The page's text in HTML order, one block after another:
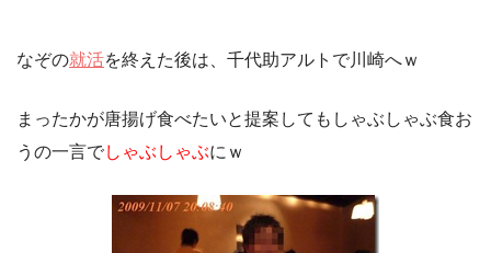
なぞの就活を終えた後は、千代助アルトで川崎へｗ
まったかが唐揚げ食べたいと提案してもしゃぶしゃぶ食お
うの一言でしゃぶしゃぶにｗ